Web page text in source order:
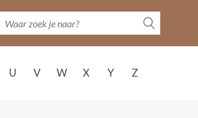
U V W X Y Z